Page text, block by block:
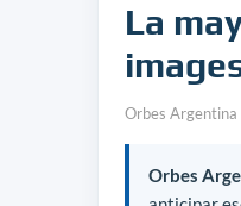
La
Orbes Argentina
Orbes